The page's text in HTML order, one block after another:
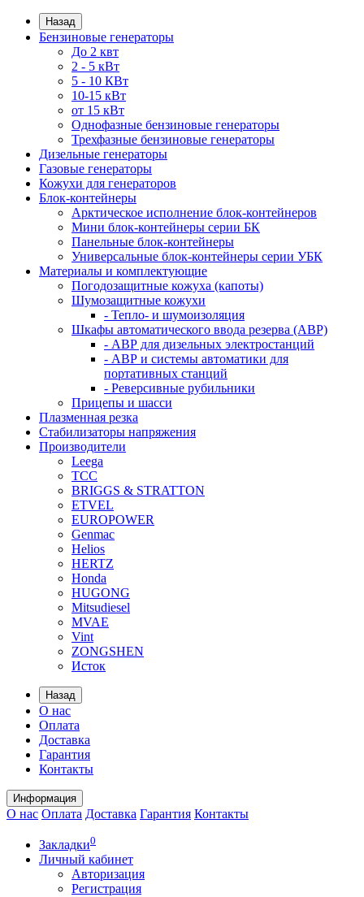
Назад
Бензиновые генераторы
До 2 квт
2 - 5 кВт
5 - 10 КВт
10-15 кВт
от 15 кВт
Однофазные бензиновые генераторы
Трехфазные бензиновые генераторы
Дизельные генераторы
Газовые генераторы
Кожухи для генераторов
Блок-контейнеры
Арктическое исполнение блок-контейнеров
Мини блок-контейнеры серии БК
Панельные блок-контейнеры
Универсальные блок-контейнеры серии УБК
Материалы и комплектующие
Погодозащитные кожуха (капоты)
Шумозащитные кожухи
- Тепло- и шумоизоляция
Шкафы автоматического ввода резерва (АВР)
- АВР для дизельных электростанций
- АВР и системы автоматики для
портативных станций
- Реверсивные рубильники
Прицепы и шасси
Плазменная резка
Стабилизаторы напряжения
Производители
Leega
ТСС
BRIGGS & STRATTON
ETVEL
EUROPOWER
Genmac
Helios
HERTZ
Honda
HUGONG
Mitsudiesel
MVAE
Vint
ZONGSHEN
Исток
Назад
О нас
Оплата
Доставка
Гарантия
Контакты
Информация
О нас Оплата Доставка Гарантия Контакты
Закладки0
Личный кабинет
Авторизация
Регистрация